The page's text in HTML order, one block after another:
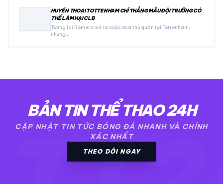
HUYỀN THOẠI TOTTENHAM CHỈ THẲNG MẪU ĐỘI TRƯỞNG CÓ
THỂ LÀM HẠI CLB
Tương lai Romero mở ra cuộc đua thủ quân tại Tottenham,
nhưng…
BẢN TIN THỂ THAO 24H
CẬP NHẬT TIN TỨC BÓNG ĐÁ NHANH VÀ CHÍNH
XÁC NHẤT
THEO DÕI NGAY